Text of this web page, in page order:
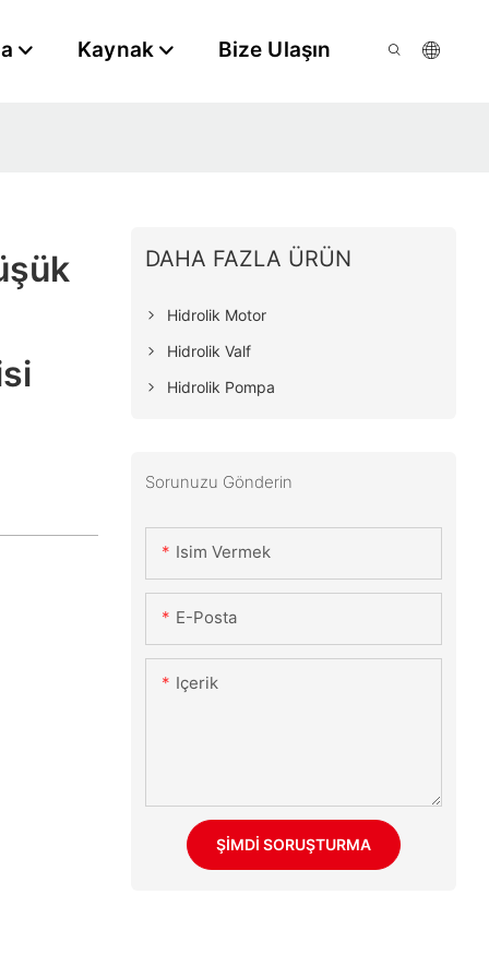
Kaynak Bize Ulaşın
DAHA FAZLA ÜRÜN
Hidrolik Motor
Hidrolik Valf
Hidrolik Pompa
Sorunuzu Gönderin
Isim Vermek
E-Posta
Içerik
ŞIMDI SORUŞTURMA